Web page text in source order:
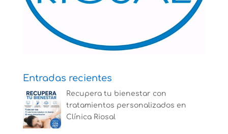
Entradas recientes
Recupera tu bienestar con
tratamientos personalizados en
Clínica Riosal